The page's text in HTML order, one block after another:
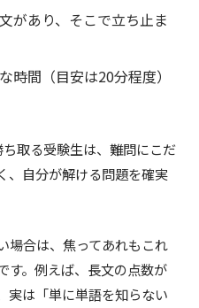
があり、そこで立ち止ま
時間（目安は20分程度）
取る受験生は、難問にこだ
、自分が解ける問題を確実
場合は、焦ってあれもこれ
す。例えば、長文の点数が
実は「単に単語を知らない